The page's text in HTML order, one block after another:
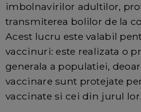
imbolnavirilor adultilor,
transmiterea bolilor de la
Acest lucru este valabil
vaccinuri: este realizata o
generala a populatiei,
vaccinare sunt protejate
vaccinate si cei din jurul lor.